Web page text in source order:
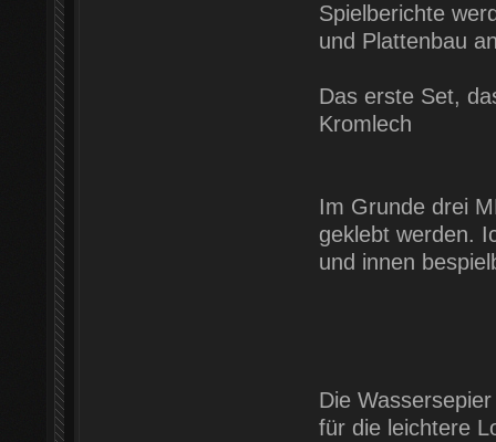
Spielberichte
und Plattenbau
Das erste Set,
Kromlech
Im Grunde drei
geklebt werden.
und innen
Die
für die leichtere